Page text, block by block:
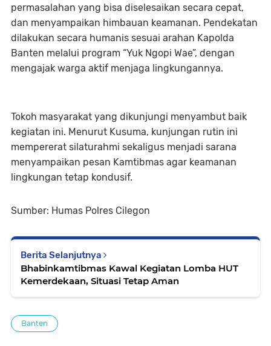
permasalahan yang bisa diselesaikan secara cepat,
dan menyampaikan himbauan keamanan. Pendekatan
dilakukan secara humanis sesuai arahan Kapolda
Banten melalui program “Yuk Ngopi Wae”, dengan
mengajak warga aktif menjaga lingkungannya.
Tokoh masyarakat yang dikunjungi menyambut baik
kegiatan ini. Menurut Kusuma, kunjungan rutin ini
mempererat silaturahmi sekaligus menjadi sarana
menyampaikan pesan Kamtibmas agar keamanan
lingkungan tetap kondusif.
Sumber: Humas Polres Cilegon
Berita Selanjutnya
Bhabinkamtibmas Kawal Kegiatan Lomba HUT
Kemerdekaan, Situasi Tetap Aman
Banten